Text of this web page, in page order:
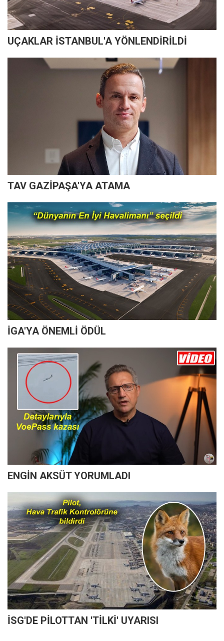
UÇAKLAR İSTANBUL'A YÖNLENDİRİLDİ
TAV GAZİPAŞA'YA ATAMA
İGA'YA ÖNEMLİ ÖDÜL
ENGİN AKSÜT YORUMLADI
İSG'DE PİLOTTAN 'TİLKİ' UYARISI